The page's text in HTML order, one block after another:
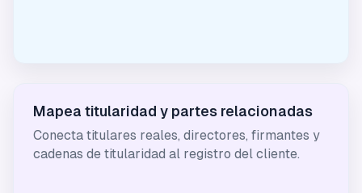
Mapea titularidad y partes relacionadas
Conecta titulares reales, directores, firmantes y
cadenas de titularidad al registro del cliente.